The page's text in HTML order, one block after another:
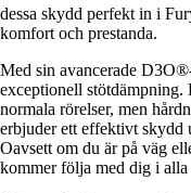
dessa skydd perfekt in i
komfort och prestanda.
Med sin avancerade
exceptionell
normala rörelser, men
erbjuder ett effektivt skydd
Oavsett om du är på väg
kommer följa med dig i alla